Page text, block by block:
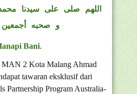
اللهم صلى على سيدنا
و صحبه أجمعين
Bani.
2 Kota Malang Ahmad
tawaran eksklusif dari
Partnership Program Australia-